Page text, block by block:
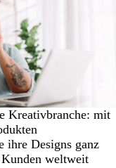
Kreativbranche: mit
ihre Designs ganz
weltweit